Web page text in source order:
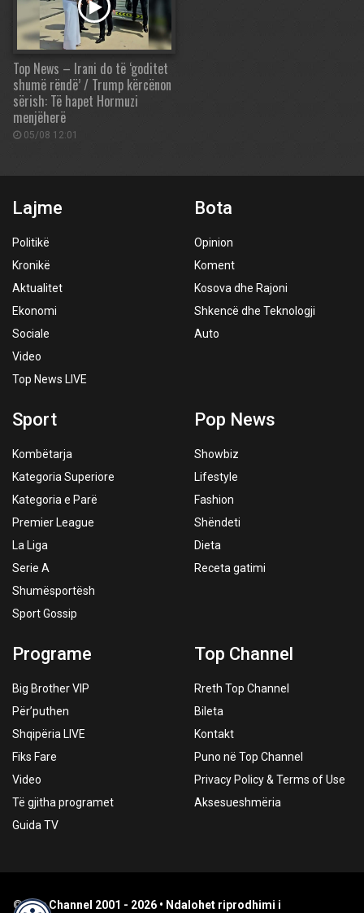
Top News – Irani do të ‘goditet
shumë rëndë’ / Trump kërcënon
sërish: Të hapet Hormuzi
menjëherë
05/08 12:01
Lajme
Politikë
Kronikë
Aktualitet
Ekonomi
Sociale
Video
Top News LIVE
Bota
Opinion
Koment
Kosova dhe Rajoni
Shkencë dhe Teknologji
Auto
Sport
Kombëtarja
Kategoria Superiore
Kategoria e Parë
Premier League
La Liga
Serie A
Shumësportësh
Sport Gossip
Pop News
Showbiz
Lifestyle
Fashion
Shëndeti
Dieta
Receta gatimi
Programe
Big Brother VIP
Për’puthen
Shqipëria LIVE
Fiks Fare
Video
Të gjitha programet
Guida TV
Top Channel
Rreth Top Channel
Bileta
Kontakt
Puno në Top Channel
Privacy Policy & Terms of Use
Aksesueshmëria
© Top Channel 2001 - 2026 • Ndalohet riprodhimi i